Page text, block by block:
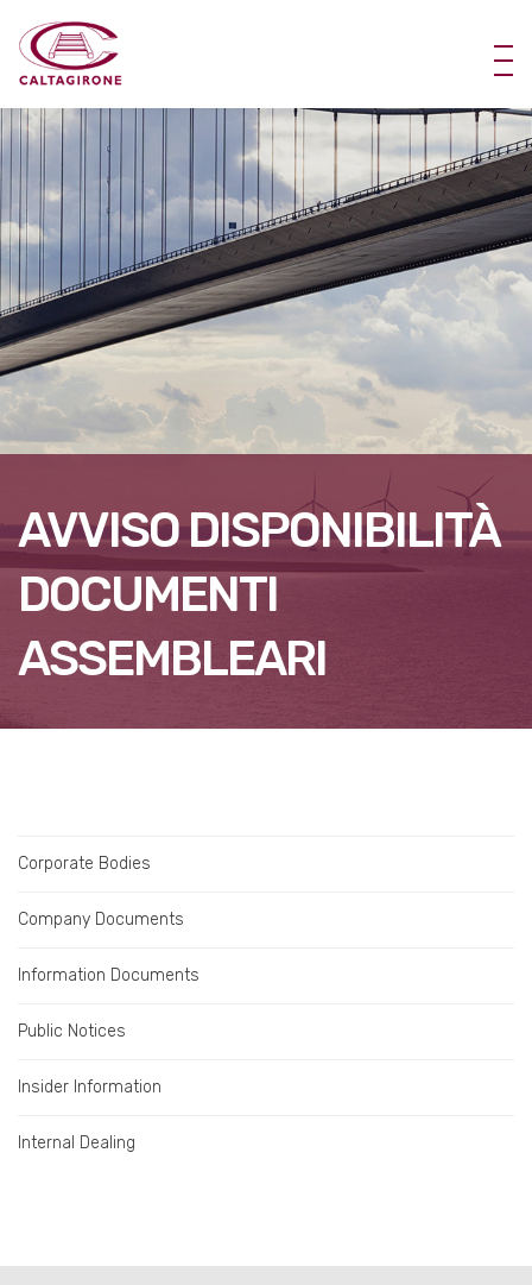
AVVISO DISPONIBILITÀ
DOCUMENTI
ASSEMBLEARI
Corporate Bodies
Company Documents
Information Documents
Public Notices
Insider Information
Internal Dealing